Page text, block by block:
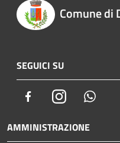
Comune di
SEGUICI SU
FacebookInstagram
AMMINISTRAZIONE